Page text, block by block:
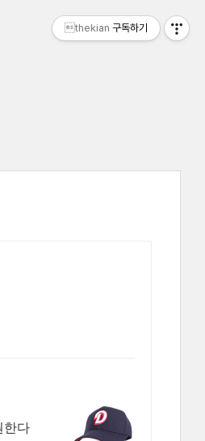
한다
thekian 구독하기